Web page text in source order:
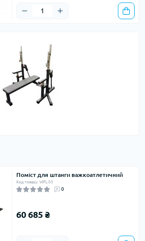
Поміст для штанги важкоатлетичний
Код товару: WPL.03
0
60 685 ₴